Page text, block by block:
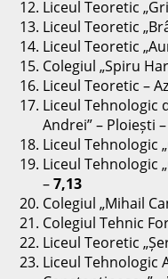
Liceul Teoretic
Liceul Teoretic
Liceul Teoretic
Colegiul „Spiru
Liceul Teoretic –
Liceul Tehnologic
Andrei” – Ploiești –
Liceul Tehnologic
Liceul Tehnologic
–7,13
Colegiul „Mihail
Colegiul Tehnic
Liceul Teoretic
Liceul Tehnologic